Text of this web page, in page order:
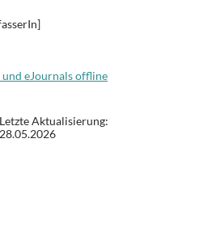
eJournals offline
Letzte Aktualisierung:
28.05.2026